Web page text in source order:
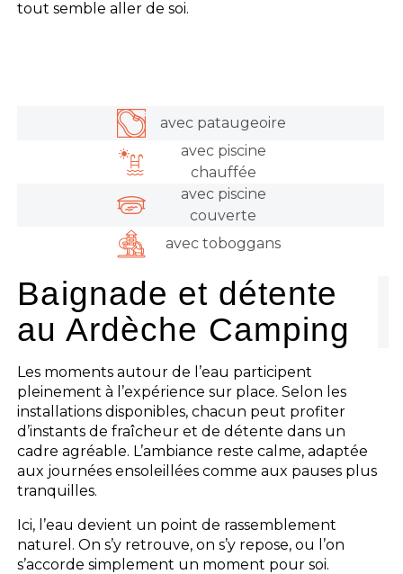
tout semble aller de soi.
avec pataugeoire
avec piscine
chauffée
avec piscine
couverte
avec toboggans
Baignade et détente
au Ardèche Camping
Les moments autour de l’eau participent
pleinement à l’expérience sur place. Selon les
installations disponibles, chacun peut profiter
d’instants de fraîcheur et de détente dans un
cadre agréable. L’ambiance reste calme, adaptée
aux journées ensoleillées comme aux pauses plus
tranquilles.
Ici, l’eau devient un point de rassemblement
naturel. On s’y retrouve, on s’y repose, ou l’on
s’accorde simplement un moment pour soi.